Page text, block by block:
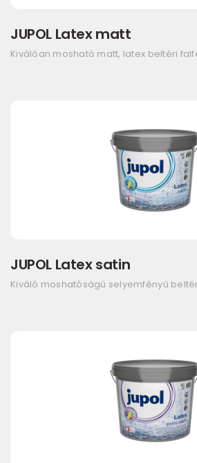
JUPOL Latex matt
Kiválóan mosható matt, latex beltéri
JUPOL Latex satin
Kiváló moshatóságú selyemfényű